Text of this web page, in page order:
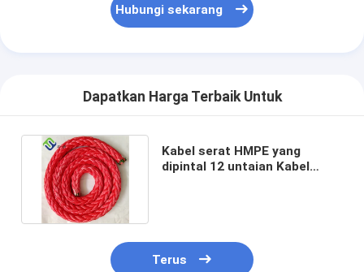
Hubungi sekarang
Dapatkan Harga Terbaik Untuk
Kabel serat HMPE yang
dipintal 12 untaian Kabel
Terus